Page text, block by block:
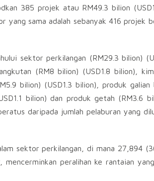
385 projek atau RM49.3 bilion
yang sama adalah sebanyak 416 projek
sektor perkilangan (RM29.3 bilion)
(RM8 bilion) (USD1.8 bilion),
bilion) (USD1.3 bilion), produk galian
bilion) dan produk getah (RM3.6
daripada jumlah pelaburan yang
sektor perkilangan, di mana 27,894
peralihan ke rantaian